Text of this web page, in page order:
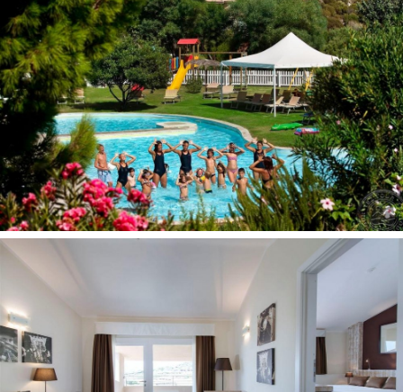
Televizorius: palydovinė
Internetas: Wi-Fi nemokamai
Vonia arba dušas
Viešbučio teritorijoje:
Registratūra
SPA centras
Konferencijų salės: 1
Barai: 9
Automobilių nuoma
Restoranai: 9
Belaidis internetas nemokamai
Autobusas iki paplūdimio
Naktiniai klubai: 1
Pramogos ir sportas:
Nemokamai:
Teniso pamokos
Treniruoklių salė